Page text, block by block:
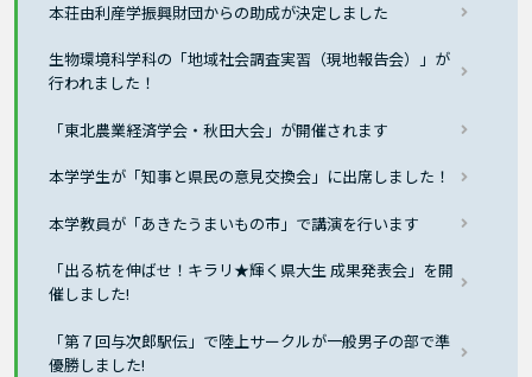
本荘由利産学振興財団からの助成が決定しました
生物環境科学科の「地域社会調査実習（現地報告会）」が
行われました！
「東北農業経済学会・秋田大会」が開催されます
本学学生が「知事と県民の意見交換会」に出席しました！
本学教員が「あきたうまいもの市」で講演を行います
「出る杭を伸ばせ！キラリ★輝く県大生 成果発表会」を開
催しました!
「第７回与次郎駅伝」で陸上サークルが一般男子の部で準
優勝しました!